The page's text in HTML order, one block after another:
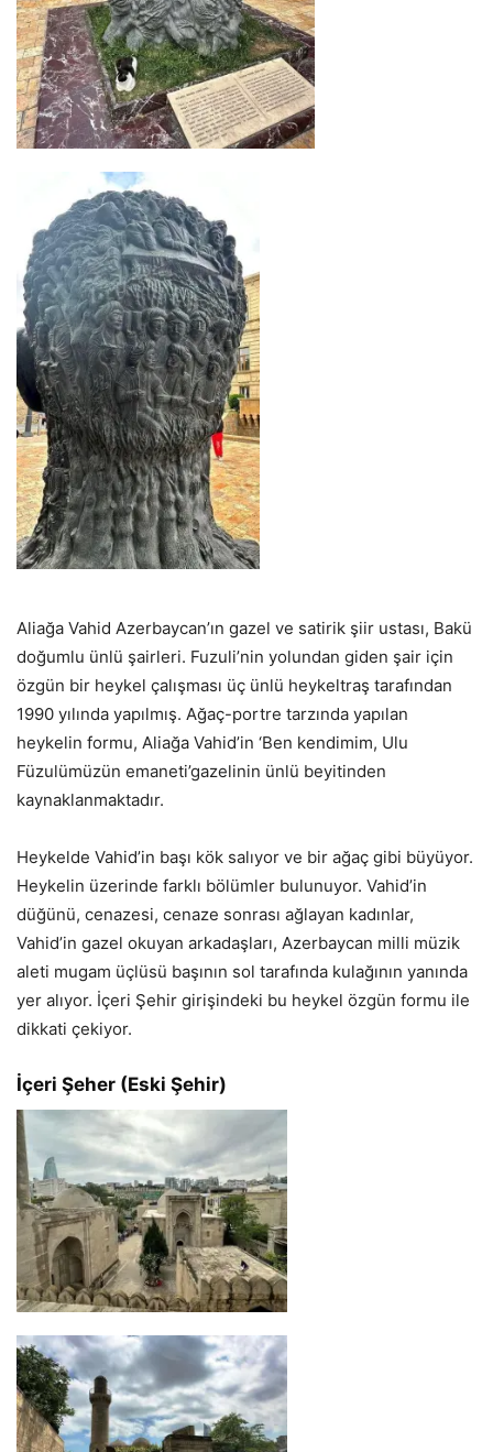
Aliağa Vahid Azerbaycan’ın gazel ve satirik şiir ustası, Bakü
doğumlu ünlü şairleri. Fuzuli’nin yolundan giden şair için
özgün bir heykel çalışması üç ünlü heykeltraş tarafından
1990 yılında yapılmış. Ağaç-portre tarzında yapılan
heykelin formu, Aliağa Vahid’in ‘Ben kendimim, Ulu
Füzulümüzün emaneti’gazelinin ünlü beyitinden
kaynaklanmaktadır.
Heykelde Vahid’in başı kök salıyor ve bir ağaç gibi büyüyor.
Heykelin üzerinde farklı bölümler bulunuyor. Vahid’in
düğünü, cenazesi, cenaze sonrası ağlayan kadınlar,
Vahid’in gazel okuyan arkadaşları, Azerbaycan milli müzik
aleti mugam üçlüsü başının sol tarafında kulağının yanında
yer alıyor. İçeri Şehir girişindeki bu heykel özgün formu ile
dikkati çekiyor.
İçeri Şeher (Eski Şehir)